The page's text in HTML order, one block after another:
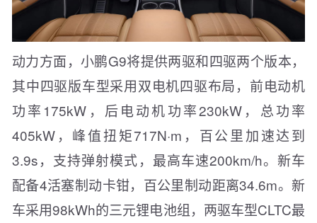
动力方面，小鹏G9将提供两驱和四驱两个版本，
其中四驱版车型采用双电机四驱布局，前电动机
功率175kW，后电动机功率230kW，总功率
405kW，峰值扭矩717N·m，百公里加速达到
3.9s，支持弹射模式，最高车速200km/h。新车
配备4活塞制动卡钳，百公里制动距离34.6m。新
车采用98kWh的三元锂电池组，两驱车型CLTC最